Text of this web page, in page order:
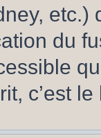
etc.)
du
c’est